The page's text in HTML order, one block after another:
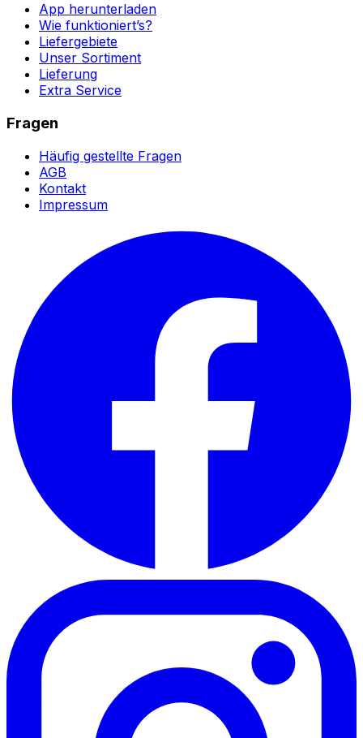
App herunterladen
Wie funktioniert’s?
Liefergebiete
Unser Sortiment
Lieferung
Extra Service
Fragen
Häufig gestellte Fragen
AGB
Kontakt
Impressum